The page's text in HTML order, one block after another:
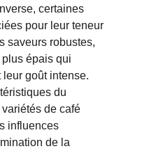
certaines
pour leur teneur
saveurs robustes,
épais qui
goût intense.
du
de café
influences
de la